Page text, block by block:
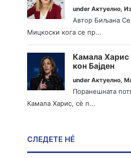
underАктуелно,
Автор Биљана
Мицкоски кога се пр...
Камала Харис
кон Бајден
underАктуелно,
Поранешната
Камала Харис, сè п...
СЛЕДЕТЕ НÉ